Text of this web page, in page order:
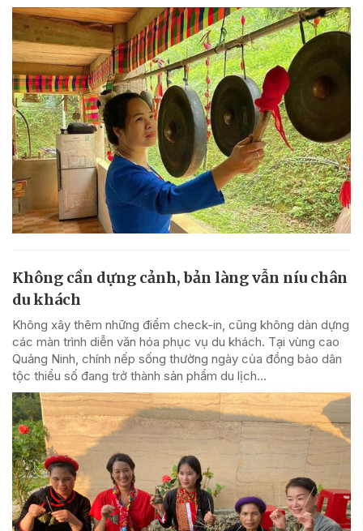
Không cần dựng cảnh, bản làng vẫn níu chân
du khách
Không xây thêm những điểm check-in, cũng không dàn dựng
các màn trình diễn văn hóa phục vụ du khách. Tại vùng cao
Quảng Ninh, chính nếp sống thường ngày của đồng bào dân
tộc thiểu số đang trở thành sản phẩm du lịch...